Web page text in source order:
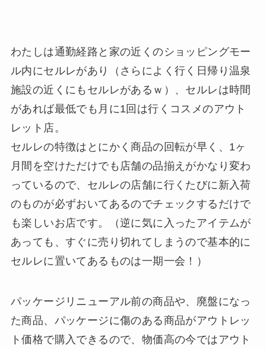
わたしは通勤経路と家の近くのショッピングモー
ル内にセルレがあり（さらによく行く日帰り温泉
施設の近くにもセルレがあるｗ）、セルレは時間
があれば最低でも月に1回は行くコスメのアウト
レット店。
セルレの特徴はとにかく商品の回転が早く、1ヶ
月間を空けただけでも店舗の品揃えがかなり変わ
っているので、セルレの店舗に行くたびに新入荷
のものが必ずおいてあるのでチェックするだけで
も楽しいお店です。（逆に気に入ったアイテムが
あっても、すぐに売り切れてしまうので基本的に
セルレに置いてあるものは一期一会！）
パッケージリニューアル前の商品や、廃盤になっ
た商品、パッケージに傷のある商品がアウトレッ
ト価格で購入できるので、物価高の今ではアウト